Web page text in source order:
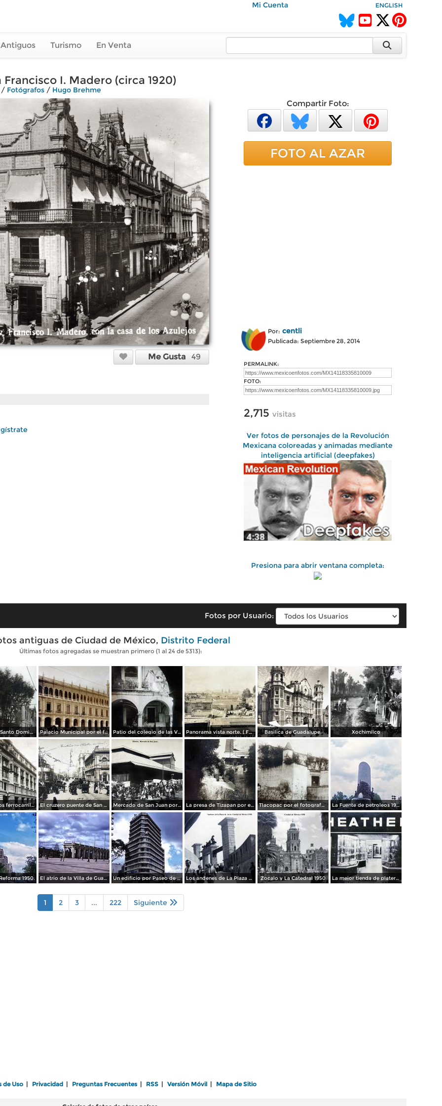
Mi Cuenta ENGLISH
Turismo En Venta
I. Madero (circa 1920)
Fotógrafos / Hugo Brehme
Me Gusta 49
Compartir Foto:
FOTO AL AZAR
Por: centli
Publicada: Septiembre 28, 2014
PERMALINK:
FOTO:
2,715 visitas
Ver fotos de personajes de la Revolución
Mexicana coloreadas y animadas mediante
inteligencia artificial (deepfakes)
Presiona para abrir ventana completa:
Fotos por Usuario:
antiguas de Ciudad de México, Distrito Federal
Últimas fotos agregadas se muestran primero (1 al 24 de 5313):
La Iglesia de Santo Domingo. Palacio Municipal por el fotografo Hugo Brehme.. Patio del colegio de las Vizcainas por el fotografo Hugo Brehme. Panorama vista norte. ( Fechada el 20 de Junio de 1905 ). Basilica de Guadalupe. Xochimilco
Edicicio de los ferrocarriles. El cruzero puente de San Francisco y Guardiola por el fotografo Felix Miret. Mercado de San Juan por el fotografo Felix Miret La presa de Tizapan por el fotografo Fernando Kososky. ( Circulada el 22 de Diembre de 1910 ). Tlacopac por el fotografo Hugo Brehme. La Fuente de petroleos 1950.
1950. El atrio de la Villa de Guadalupe 1950. Un edificio por Paseo de La Reforma 1950 Los andenes de La Plaza de toros Ciudad de México 1950 Zocalo y La Catedral 1950 La mejor tienda de plateria.
1 2 3 ... 222 Siguiente
de Uso Privacidad Preguntas Frecuentes RSS Versión Móvil Mapa de Sitio